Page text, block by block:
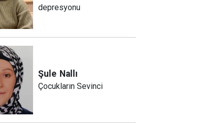
depresyonu
Şule Nallı
Çocukların Sevinci